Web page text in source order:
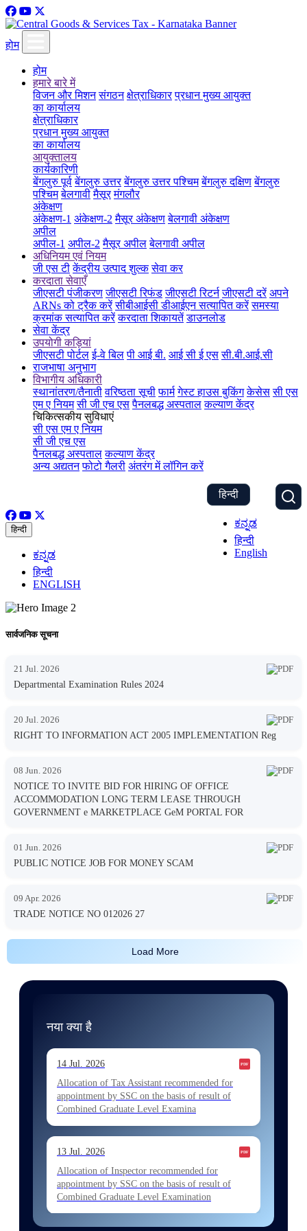
होम
होम
हमारे बारे में
विजन और मिशन संगठन क्षेत्राधिकार प्रधान मुख्य आयुक्त
का कार्यालय
क्षेत्राधिकार
प्रधान मुख्य आयुक्त
का कार्यालय
आयुक्तालय
कार्यकारिणी
बेंगलुरु पूर्व बेंगलुरु उत्तर बेंगलुरु उत्तर पश्चिम बेंगलुरु दक्षिण बेंगलुरु
पश्चिम बेलगावी मैसूर मंगलौर
अंकेक्षण
अंकेक्षण-1 अंकेक्षण-2 मैसूर अंकेक्षण बेलगावी अंकेक्षण
अपील
अपील-1 अपील-2 मैसूर अपील बेलगावी अपील
अधिनियम एवं नियम
जी एस टी केंद्रीय उत्पाद शुल्क सेवा कर
करदाता सेवाएँ
जीएसटी पंजीकरण जीएसटी रिफंड जीएसटी रिटर्न जीएसटी दरें अपने
ARNs को ट्रैक करें सीबीआईसी डीआईएन सत्यापित करें समस्या
क्रमांक सत्यापित करें करदाता शिकायतें डाउनलोड
सेवा केंद्र
उपयोगी कड़ियां
जीएसटी पोर्टल ई-वे बिल पी आई बी. आई सी ई एस सी.बी.आई.सी
राजभाषा अनुभाग
विभागीय अधिकारी
स्थानांतरण/तैनाती वरिष्ठता सूची फार्म गेस्ट हाउस बुकिंग केसेस सी एस
एम ए नियम सी जी एच एस पैनलबद्ध अस्पताल कल्याण केंद्र
चिकित्सकीय सुविधाएं
सी एस एम ए नियम
सी जी एच एस
पैनलबद्ध अस्पताल कल्याण केंद्र
अन्य अद्यतन फोटो गैलरी अंतरंग में लॉगिन करें
हिन्दी
ಕನ್ನಡ
हिन्दी
English
हिन्दी
ಕನ್ನಡ
हिन्दी
ENGLISH
सार्वजनिक सूचना
21 Jul. 2026
Departmental Examination Rules 2024
20 Jul. 2026
RIGHT TO INFORMATION ACT 2005 IMPLEMENTATION Reg
08 Jun. 2026
NOTICE TO INVITE BID FOR HIRING OF OFFICE
ACCOMMODATION LONG TERM LEASE THROUGH
GOVERNMENT e MARKETPLACE GeM PORTAL FOR
01 Jun. 2026
PUBLIC NOTICE JOB FOR MONEY SCAM
09 Apr. 2026
TRADE NOTICE NO 012026 27
Load More
नया क्या है
14 Jul. 2026
Allocation of Tax Assistant recommended for
appointment by SSC on the basis of result of
Combined Graduate Level Examina
13 Jul. 2026
Allocation of Inspector recommended for
appointment by SSC on the basis of result of
Combined Graduate Level Examination